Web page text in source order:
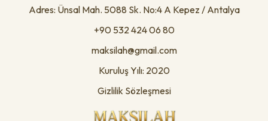
Adres: Ünsal Mah. 5088 Sk. No:4 A Kepez / Antalya
+90 532 424 06 80
maksilah@gmail.com
Kuruluş Yılı: 2020
Gizlilik Sözleşmesi